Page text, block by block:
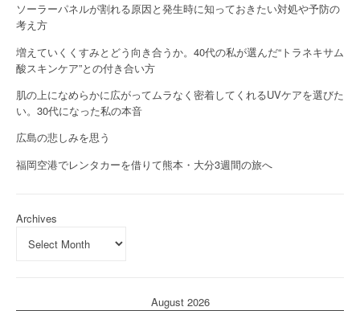
ソーラーパネルが割れる原因と発生時に知っておきたい対処や予防の
考え方
増えていくくすみとどう向き合うか。40代の私が選んだ“トラネキサム
酸スキンケア”との付き合い方
肌の上になめらかに広がってムラなく密着してくれるUVケアを選びた
い。30代になった私の本音
広島の悲しみを思う
福岡空港でレンタカーを借りて熊本・大分3週間の旅へ
Archives
August 2026